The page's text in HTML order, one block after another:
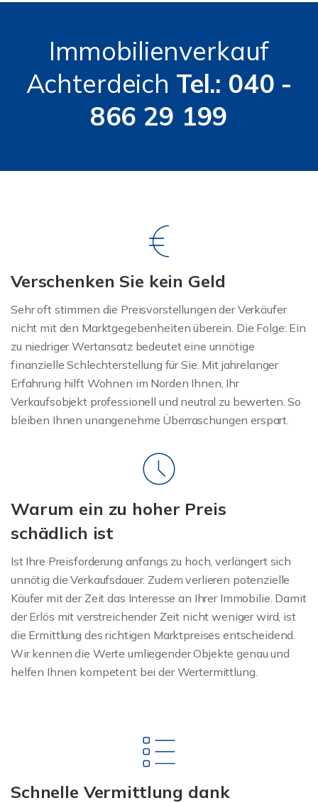
Immobilienverkauf
Achterdeich Tel.: 040 -
866 29 199
Verschenken Sie kein Geld
Sehr oft stimmen die Preisvorstellungen der Verkäufer
nicht mit den Marktgegebenheiten überein. Die Folge: Ein
zu niedriger Wertansatz bedeutet eine unnötige
finanzielle Schlechterstellung für Sie. Mit jahrelanger
Erfahrung hilft Wohnen im Norden Ihnen, Ihr
Verkaufsobjekt professionell und neutral zu bewerten. So
bleiben Ihnen unangenehme Überraschungen erspart.
Warum ein zu hoher Preis
schädlich ist
Ist Ihre Preisforderung anfangs zu hoch, verlängert sich
unnötig die Verkaufsdauer. Zudem verlieren potenzielle
Käufer mit der Zeit das Interesse an Ihrer Immobilie. Damit
der Erlös mit verstreichender Zeit nicht weniger wird, ist
die Ermittlung des richtigen Marktpreises entscheidend.
Wir kennen die Werte umliegender Objekte genau und
helfen Ihnen kompetent bei der Wertermittlung.
Schnelle Vermittlung dank